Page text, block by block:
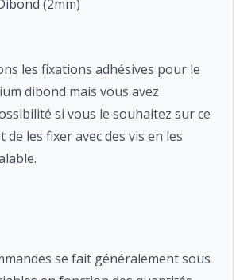
(2mm)
les fixations adhésives pour le
dibond mais vous avez
si vous le souhaitez sur ce
les fixer avec des vis en les
se fait généralement sous